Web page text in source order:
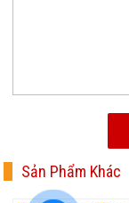
Sản Phẩm Khác